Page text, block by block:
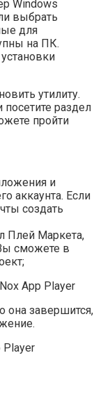
Windows
выбрать
для
на ПК.
утилиту.
посетите раздел
пройти
и
аккаунта. Если
создать
Плей Маркета,
сможете в
она завершится,